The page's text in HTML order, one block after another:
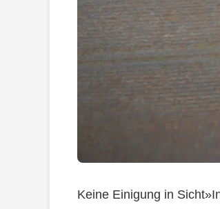
Keine Einigung in